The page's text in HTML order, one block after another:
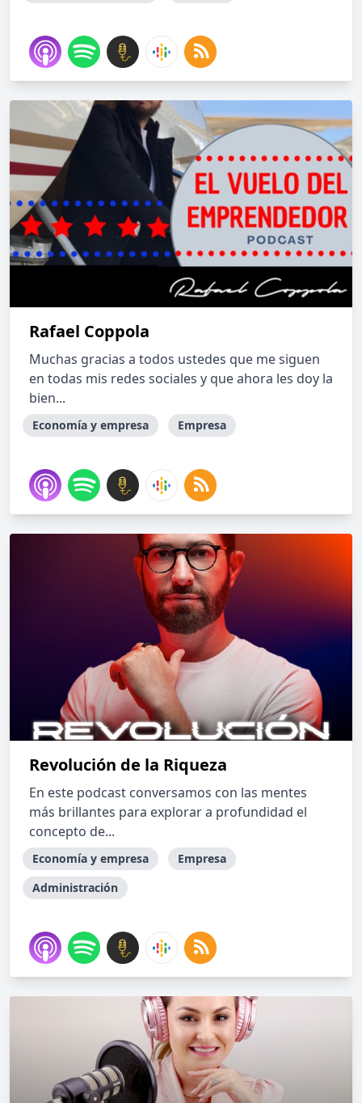
Rafael Coppola
Muchas gracias a todos ustedes que me siguen
en todas mis redes sociales y que ahora les doy la
bien...
Economía y empresa Empresa
Revolución de la Riqueza
En este podcast conversamos con las mentes
más brillantes para explorar a profundidad el
concepto de...
Economía y empresa
Empresa
Administración